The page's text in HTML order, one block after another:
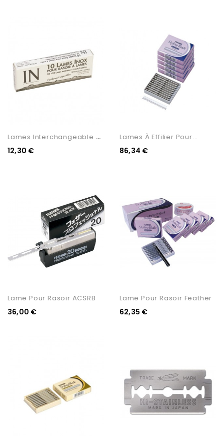
L
Ames Interchangeable Pour...
12,30 €
Lames À Effilier Pour...
86,34 €
Lame Pour Rasoir ACSRB
36,00 €
Lame Pour Rasoir Feather
62,35 €